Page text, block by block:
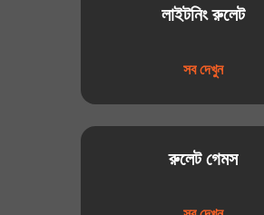
লাইটনিং রুলেট
সব দেখুন
রুলেট গেমস